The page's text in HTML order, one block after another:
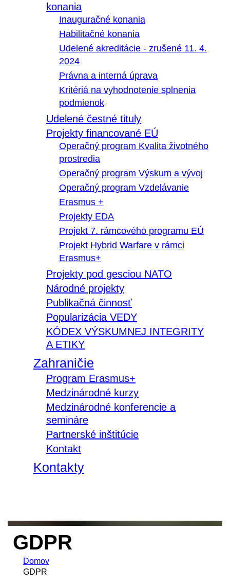
konania
Inauguračné konania
Habilitačné konania
Udelené akreditácie - zrušené 11. 4.
2024
Právna a interná úprava
Kritériá na vyhodnotenie splnenia
podmienok
Udelené čestné tituly
Projekty financované EÚ
Operačný program Kvalita životného
prostredia
Operačný program Výskum a vývoj
Operačný program Vzdelávanie
Erasmus +
Projekty EDA
Projekt 7. rámcového programu EÚ
Projekt Hybrid Warfare v rámci
Erasmus+
Projekty pod gesciou NATO
Národné projekty
Publikačná činnosť
Popularizácia VEDY
KÓDEX VÝSKUMNEJ INTEGRITY
A ETIKY
Zahraničie
Program Erasmus+
Medzinárodné kurzy
Medzinárodné konferencie a
semináre
Partnerské inštitúcie
Kontakt
Kontakty
GDPR
Domov
GDPR